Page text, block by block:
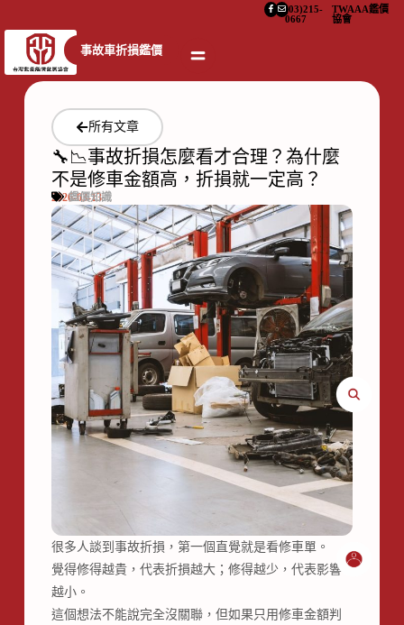
TWAAA鑑價
協會
(03)215-
0667
事故車折損鑑價
所有文章
🔧📉事故折損怎麼看才合理？為什麼
不是修車金額高，折損就一定高？
2026-03-13
鑑價知識
很多人談到事故折損，第一個直覺就是看修車單。
覺得修得越貴，代表折損越大；修得越少，代表影響
越小。
這個想法不能說完全沒關聯，但如果只用修車金額判